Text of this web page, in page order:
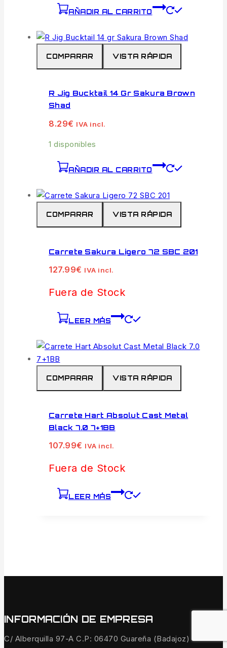
AÑADIR AL CARRITO
COMPARAR VISTA RÁPIDA
R Jig Bucktail 14 Gr Sakura Brown
Shad
8.29€ IVA incl.
1 disponibles
AÑADIR AL CARRITO
COMPARAR VISTA RÁPIDA
Carrete Sakura Ligero 72 SBC 201
127.99€ IVA incl.
Fuera de Stock
LEER MÁS
COMPARAR VISTA RÁPIDA
Carrete Hart Absolut Cast Metal
Black 7.0 7+1BB
107.99€ IVA incl.
Fuera de Stock
LEER MÁS
INFORMACIÓN DE EMPRESA
C/ Alberquilla 97-A C.P: 06470 Guareña (Badajoz)